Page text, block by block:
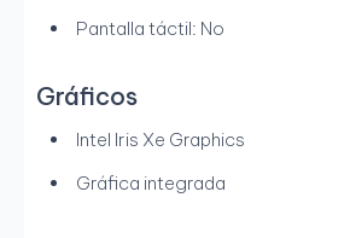
Pantalla táctil: No
Gráficos
Intel Iris Xe Graphics
Gráfica integrada